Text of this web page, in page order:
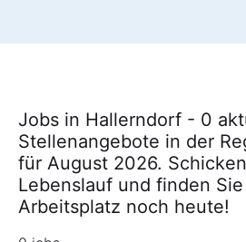
Jobs in Hallerndorf - 0
Stellenangebote in der
für August 2026.
Lebenslauf und finden
Arbeitsplatz noch heute!